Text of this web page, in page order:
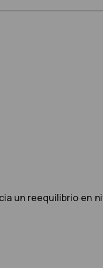
un reequilibrio en